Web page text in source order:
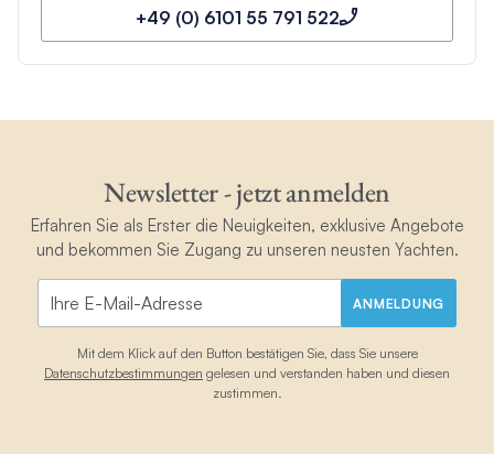
+49 (0) 6101 55 791 522
Newsletter - jetzt anmelden
Erfahren Sie als Erster die Neuigkeiten, exklusive Angebote
und bekommen Sie Zugang zu unseren neusten Yachten.
ANMELDUNG
Mit dem Klick auf den Button bestätigen Sie, dass Sie unsere
Datenschutzbestimmungen gelesen und verstanden haben und diesen
zustimmen.